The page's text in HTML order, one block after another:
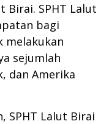
Birai. SPHT Lalut
bagi
melakukan
sejumlah
dan Amerika
SPHT Lalut Birai